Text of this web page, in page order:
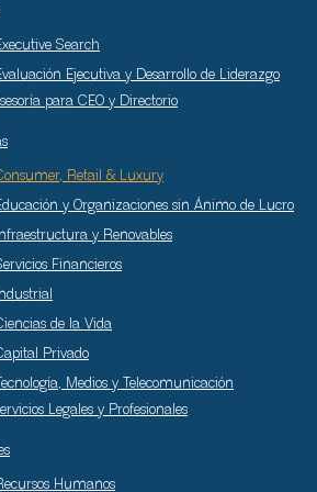
Search
Ejecutiva y Desarrollo de Liderazgo
para CEO y Directorio
Retail & Luxury
y Organizaciones sin Ánimo de Lucro
y Renovables
Financieros
de la Vida
Privado
Medios y Telecomunicación
Legales y Profesionales
Humanos